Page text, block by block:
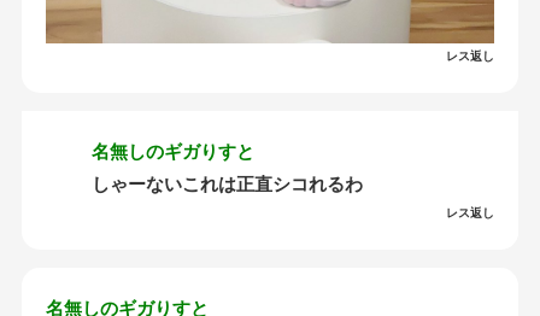
レス返し
名無しのギガりすと
しゃーないこれは正直シコれるわ
レス返し
名無しのギガりすと